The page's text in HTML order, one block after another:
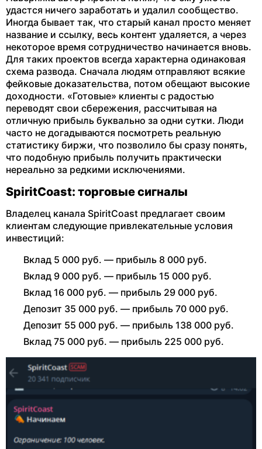
удастся ничего заработать и удалил сообщество.
Иногда бывает так, что старый канал просто меняет
название и ссылку, весь контент удаляется, а через
некоторое время сотрудничество начинается вновь.
Для таких проектов всегда характерна одинаковая
схема развода. Сначала людям отправляют всякие
фейковые доказательства, потом обещают высокие
доходности. «Готовые» клиенты с радостью
переводят свои сбережения, рассчитывая на
отличную прибыль буквально за одни сутки. Люди
часто не догадываются посмотреть реальную
статистику биржи, что позволило бы сразу понять,
что подобную прибыль получить практически
нереально за редкими исключениями.
SpiritCoast: торговые сигналы
Владелец канала SpiritCoast предлагает своим
клиентам следующие привлекательные условия
инвестиций:
Вклад 5 000 руб. — прибыль 8 000 руб.
Вклад 9 000 руб. — прибыль 15 000 руб.
Вклад 16 000 руб. — прибыль 29 000 руб.
Депозит 35 000 руб. — прибыль 70 000 руб.
Депозит 55 000 руб. — прибыль 138 000 руб.
Вклад 75 000 руб. — прибыль 225 000 руб.